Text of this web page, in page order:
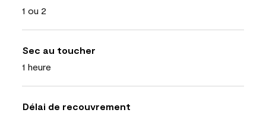
1 ou 2
Sec au toucher
1 heure
Délai de recouvrement